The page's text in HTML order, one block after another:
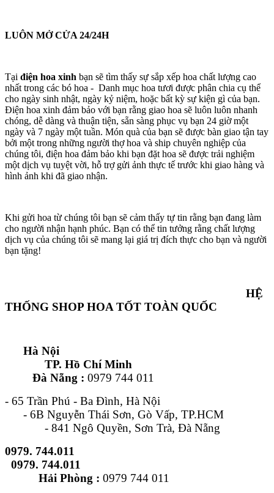
LUÔN MỞ CỬA 24/24H
Tại điện hoa xinh bạn sẽ tìm thấy sự sắp xếp hoa chất lượng cao
nhất trong các bó hoa - Danh mục hoa tươi được phân chia cụ thể
cho ngày sinh nhật, ngày kỷ niệm, hoặc bất kỳ sự kiện gì của bạn.
Điện hoa xinh đảm bảo với bạn rằng giao hoa sẽ luôn luôn nhanh
chóng, dễ dàng và thuận tiện, sẵn sàng phục vụ bạn 24 giờ một
ngày và 7 ngày một tuần. Món quà của bạn sẽ được bàn giao tận tay
bởi một trong những người thợ hoa và ship chuyên nghiệp của
chúng tôi, điện hoa đảm bảo khi bạn đặt hoa sẽ được trải nghiệm
một dịch vụ tuyệt vời, hỗ trợ gửi ảnh thực tế trước khi giao hàng và
hình ảnh khi đã giao nhận.
Khi gửi hoa từ chúng tôi bạn sẽ cảm thấy tự tin rằng bạn đang làm
cho người nhận hạnh phúc. Bạn có thể tin tưởng rằng chất lượng
dịch vụ của chúng tôi sẽ mang lại giá trị đích thực cho bạn và người
bạn tặng!
HỆ
THỐNG SHOP HOA TỐT TOÀN QUỐC
Hà Nội
TP. Hồ Chí Minh
Đà Nẵng : 0979 744 011
- 65 Trần Phú - Ba Đình, Hà Nội
- 6B Nguyễn Thái Sơn, Gò Vấp, TP.HCM
- 841 Ngô Quyền, Sơn Trà, Đà Nẵng
0979. 744.011
0979. 744.011
Hải Phòng : 0979 744 011